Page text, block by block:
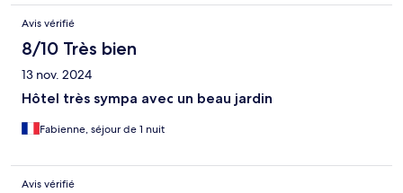
Avis vérifié
8/10 Très bien
13 nov. 2024
Hôtel très sympa avec un beau jardin
Fabienne, séjour de 1 nuit
Avis vérifié